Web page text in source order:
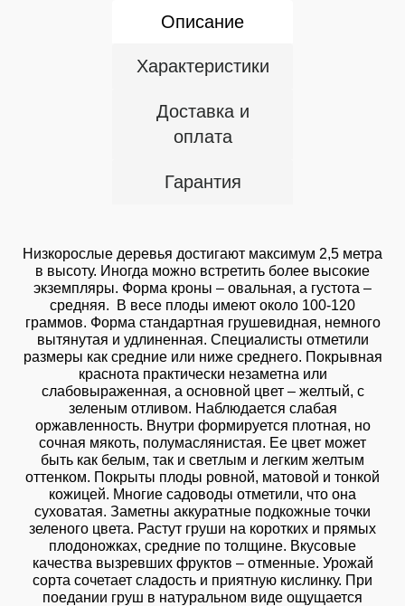
Описание
Характеристики
Доставка и
оплата
Гарантия
Низкорослые деревья достигают максимум 2,5 метра
в высоту. Иногда можно встретить более высокие
экземпляры. Форма кроны – овальная, а густота –
средняя. В весе плоды имеют около 100-120
граммов. Форма стандартная грушевидная, немного
вытянутая и удлиненная. Специалисты отметили
размеры как средние или ниже среднего. Покрывная
краснота практически незаметна или
слабовыраженная, а основной цвет – желтый, с
зеленым отливом. Наблюдается слабая
оржавленность. Внутри формируется плотная, но
сочная мякоть, полумаслянистая. Ее цвет может
быть как белым, так и светлым и легким желтым
оттенком. Покрыты плоды ровной, матовой и тонкой
кожицей. Многие садоводы отметили, что она
суховатая. Заметны аккуратные подкожные точки
зеленого цвета. Растут груши на коротких и прямых
плодоножках, средние по толщине. Вкусовые
качества вызревших фруктов – отменные. Урожай
сорта сочетает сладость и приятную кислинку. При
поедании груш в натуральном виде ощущается